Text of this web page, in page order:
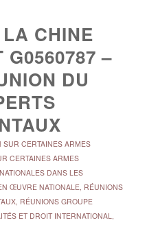
CHINE
G0560787 –
DU
SUR CERTAINES ARMES
CERTAINES ARMES
DANS LES
ŒUVRE NATIONALE, RÉUNIONS
, RÉUNIONS GROUPE
ET DROIT INTERNATIONAL,